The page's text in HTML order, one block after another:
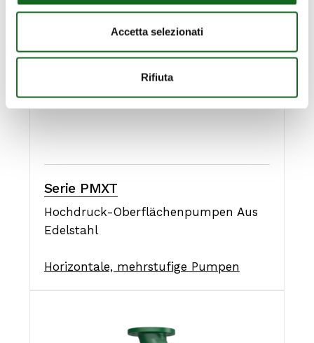
Accetta selezionati
Rifiuta
Serie PMXT
Hochdruck-Oberflächenpumpen Aus
Edelstahl
Horizontale, mehrstufige Pumpen